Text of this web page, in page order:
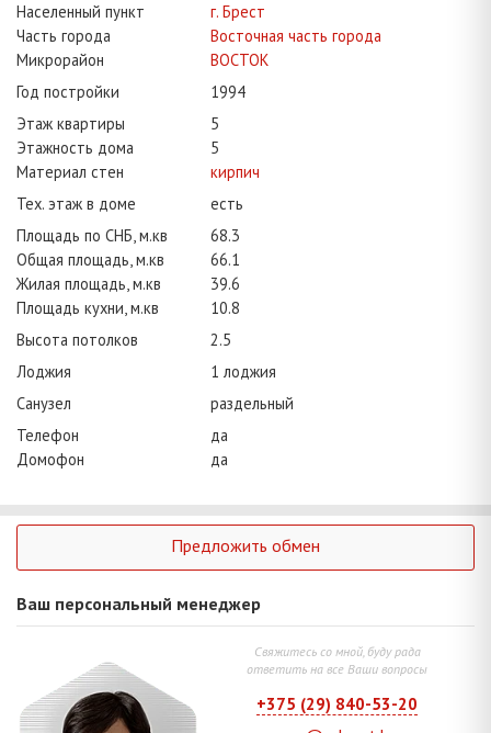
Населенный пункт
г. Брест
Часть города
Восточная часть города
Микрорайон
ВОСТОК
Год постройки
1994
Этаж квартиры
5
Этажность дома
5
Материал стен
кирпич
Тех. этаж в доме
есть
Площадь по СНБ, м.кв
68.3
Общая площадь, м.кв
66.1
Жилая площадь, м.кв
39.6
Площадь кухни, м.кв
10.8
Высота потолков
2.5
Лоджия
1 лоджия
Санузел
раздельный
Телефон
да
Домофон
да
Предложить обмен
Ваш персональный менеджер
Свяжитесь со мной, буду рада
ответить на все Ваши вопросы
+375 (29) 840-53-20